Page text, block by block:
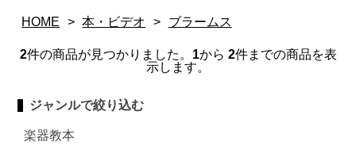
HOME > 本・ビデオ > ブラームス
2件の商品が見つかりました。 1から 2件までの商品を表
示します。
ジャンルで絞り込む
楽器教本